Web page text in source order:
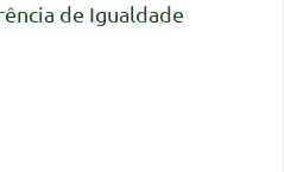
de Igualdade